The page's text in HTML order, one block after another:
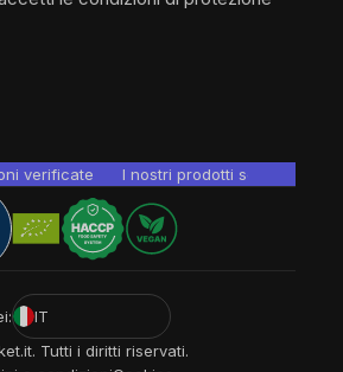
verificate I nostri prodotti sono testati
IT
Tutti i diritti riservati.